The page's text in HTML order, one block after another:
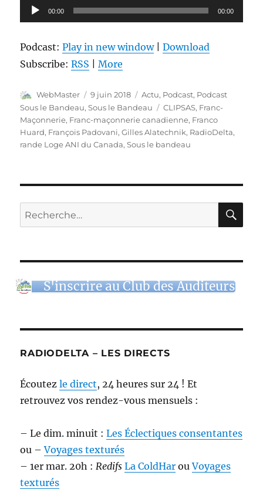
Lecteur
audio
00:00 00:00
Podcast:Play in new window|Download
Subscribe:RSS |More
Auteur
WebMaster
Publié
le
9 juin 2018 Catégories
Actu, Podcast, Podcast
Sous le Bandeau,Sous le Bandeau Étiquettes
CLIPSAS, Franc-
Maçonnerie, Franc-maçonnerie canadienne, Franco
Huard, François Padovani,Gilles Alatechnik, RadioDelta,
rande Loge ANI du Canada,Sous le bandeau
Recherche
pour :
S'inscrire au Club des Auditeurs
RADIODELTA – LES DIRECTS
Écoutezle direct, 24 heures sur 24 ! Et
retrouvez vos rendez-vous mensuels :
– Le dim. minuit :Les Éclectiques consentantes
ou –Voyages texturés
– 1er mar. 20h : Redifs La ColdHar ouVoyages
texturés